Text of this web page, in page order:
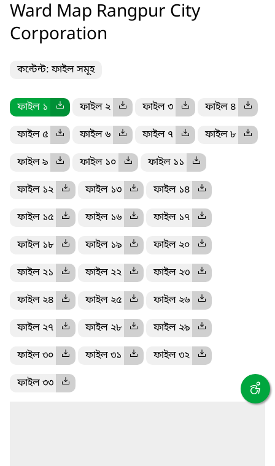
Ward Map Rangpur City
Corporation
কন্টেন্ট: ফাইল সমূহ
ফাইল ১ ফাইল ২ ফাইল ৩ ফাইল ৪
ফাইল ৫ ফাইল ৬ ফাইল ৭ ফাইল ৮
ফাইল ৯ ফাইল ১০ ফাইল ১১
ফাইল ১২ ফাইল ১৩ ফাইল ১৪
ফাইল ১৫ ফাইল ১৬ ফাইল ১৭
ফাইল ১৮ ফাইল ১৯ ফাইল ২০
ফাইল ২১ ফাইল ২২ ফাইল ২৩
ফাইল ২৪ ফাইল ২৫ ফাইল ২৬
ফাইল ২৭ ফাইল ২৮ ফাইল ২৯
ফাইল ৩০ ফাইল ৩১ ফাইল ৩২
ফাইল ৩৩